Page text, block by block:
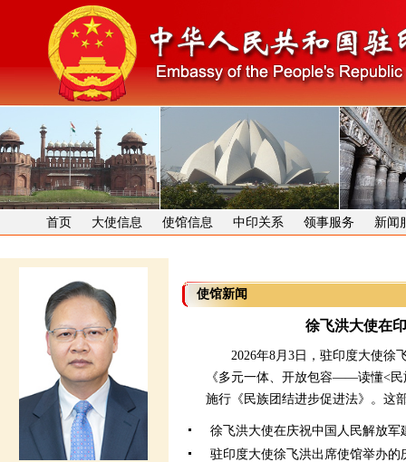
首页 大使信息 使馆信息 中印关系 领事服务 新闻
使馆新闻
徐飞洪大使在
2026年8月3日，驻印度大使徐飞
《多元一体、开放包容——读懂<
施行《民族团结进步促进法》。这
徐飞洪大使在庆祝中国人民解放军
驻印度大使徐飞洪出席使馆举办